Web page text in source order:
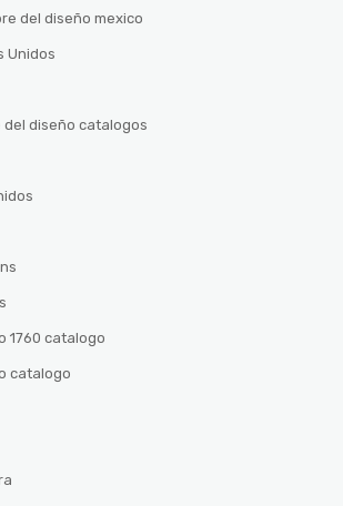
del diseño mexico
Unidos
diseño catalogos
1760 catalogo
catalogo